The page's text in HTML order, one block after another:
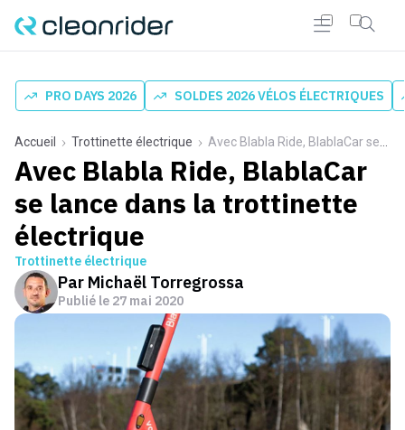
PRO DAYS 2026 SOLDES 2026 VÉLOS ÉLECTRIQUES
Accueil Trottinette électrique Avec Blabla Ride, BlablaCar se lance dans la trottinette électrique
Avec Blabla Ride, BlablaCar
se lance dans la trottinette
électrique
Trottinette électrique
Par Michaël Torregrossa
Publié le 27 mai 2020